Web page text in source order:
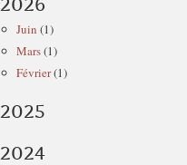
2026
Juin (1)
Mars(1)
Février(1)
2025
2024